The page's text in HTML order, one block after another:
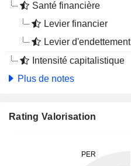
Santé financière
Levier financier
Levier d'endettement
Intensité capitalistique
Plus de notes
Rating Valorisation